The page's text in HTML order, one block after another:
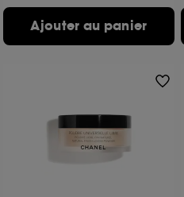
Ajouter au panier